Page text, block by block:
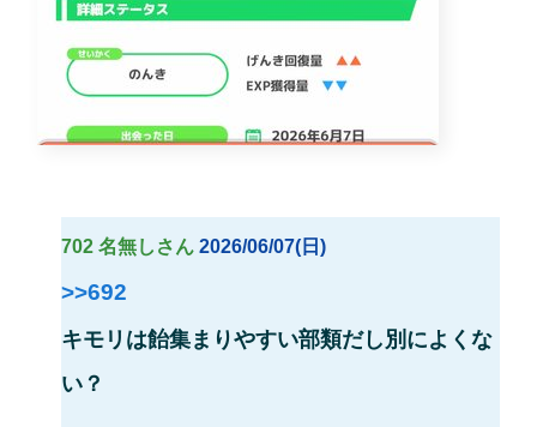
702 名無しさん 2026/06/07(日)
>>692
キモリは飴集まりやすい部類だし別によくな
い？